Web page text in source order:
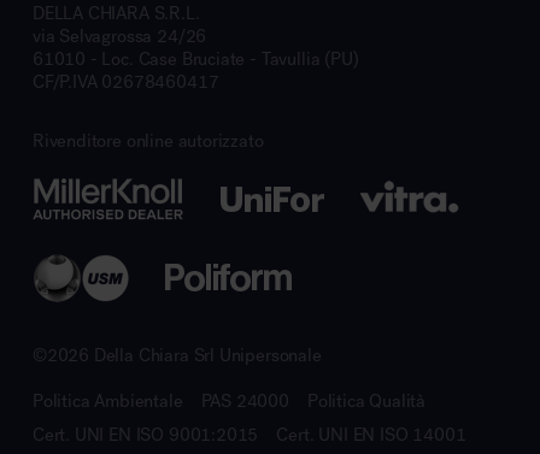
DELLA CHIARA S.R.L.
via Selvagrossa 24/26
61010 - Loc. Case Bruciate - Tavullia (PU)
CF/P.IVA 02678460417
Rivenditore online autorizzato
©2026 Della Chiara Srl Unipersonale
Politica Ambientale PAS 24000
Politica Qualità
Cert. UNI EN ISO 9001:2015
Cert. UNI EN ISO 14001